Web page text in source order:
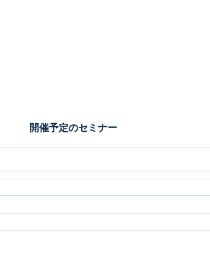
開催予定のセミナー